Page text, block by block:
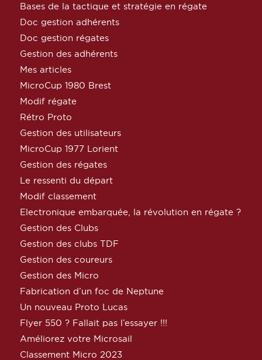
Bases de la tactique et stratégie en régate
Doc gestion adhérents
Doc gestion régates
Gestion des adhérents
Mes articles
MicroCup 1980 Brest
Modif régate
Rétro Proto
Gestion des utilisateurs
MicroCup 1977 Lorient
Gestion des régates
Le ressenti du départ
Modif classement
Electronique embarquée, la révolution en régate ?
Gestion des Clubs
Gestion des clubs TDF
Gestion des coureurs
Gestion des Micro
Fabrication d’un foc de Neptune
Un nouveau Proto Lucas
Flyer 550 ? Fallait pas l’essayer !!!
Améliorez votre Microsail
Classement Micro 2023